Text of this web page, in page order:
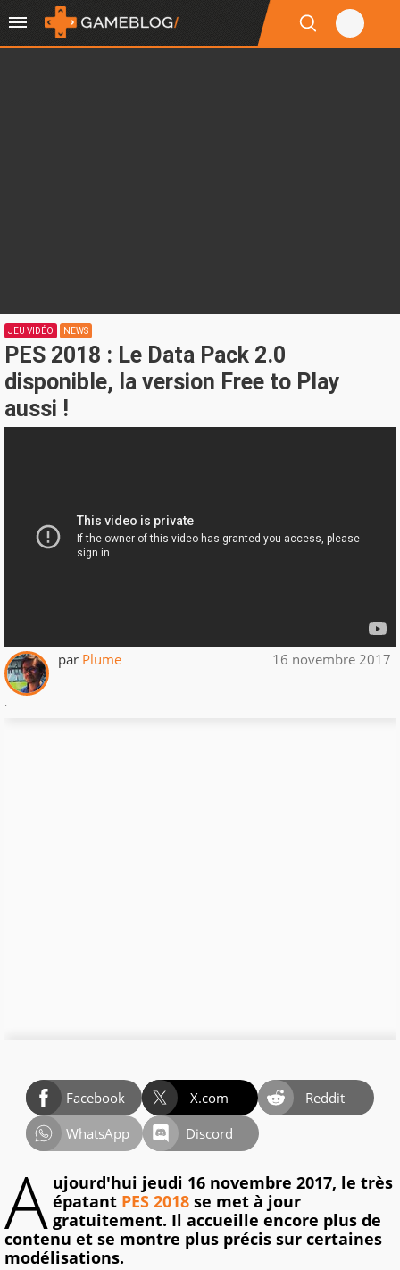
JEU VIDÉO NEWS
PES 2018 : Le Data Pack 2.0
disponible, la version Free to Play
aussi !
par Plume 16 novembre 2017
.
Facebook X.com
Reddit
WhatsApp
Discord
A ujourd'hui jeudi 16 novembre 2017, le très
épatant PES 2018 se met à jour
gratuitement. Il accueille encore plus de
contenu et se montre plus précis sur certaines
modélisations.